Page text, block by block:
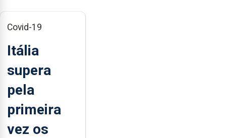
Covid-19
Itália
supera
pela
primeira
vez os